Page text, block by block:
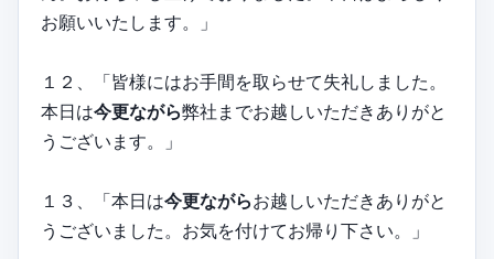
お願いいたします。」
１２、「皆様にはお手間を取らせて失礼しました。
本日は今更ながら弊社までお越しいただきありがと
うございます。」
１３、「本日は今更ながらお越しいただきありがと
うございました。お気を付けてお帰り下さい。」